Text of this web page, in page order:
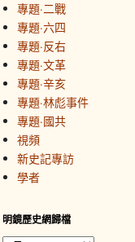
專題·二戰
專題·六四
專題·反右
專題·文革
專題·辛亥
專題·林彪事件
專題·國共
視頻
新史記專訪
學者
明鏡歷史網歸檔